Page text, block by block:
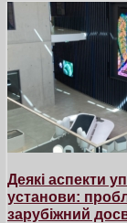
Деякі аспекти
установи:
зарубіжний